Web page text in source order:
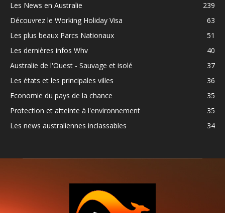
Les News en Australie
239
Découvrez le Working Holiday Visa
63
Les plus beaux Parcs Nationaux
51
Les dernières infos Whv
40
Australie de l'Ouest - Sauvage et isolé
37
Les états et les principales villes
36
Economie du pays de la chance
35
Protection et atteinte à l'environnement
35
Les news australiennes inclassables
34